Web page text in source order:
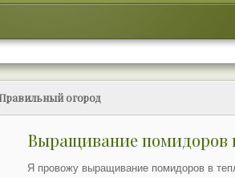
Правильный огород
Выращивание помидоров
Я провожу выращивание помидоров в